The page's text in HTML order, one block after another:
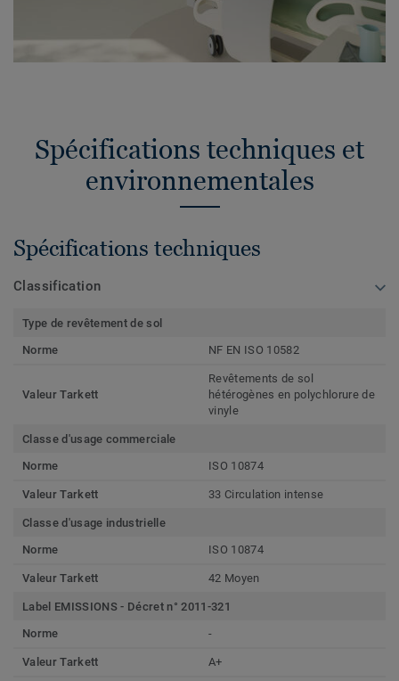
Spécifications techniques et
environnementales
Spécifications techniques
Classification
Type de revêtement de sol
Norme
NF EN ISO 10582
Valeur Tarkett
Revêtements de sol
hétérogènes en polychlorure de
vinyle
Classe d'usage commerciale
Norme
ISO 10874
Valeur Tarkett 33 Circulation intense
Classe d'usage industrielle
Norme
ISO 10874
Valeur Tarkett 42 Moyen
Label EMISSIONS - Décret n° 2011-321
Norme
-
Valeur Tarkett A+